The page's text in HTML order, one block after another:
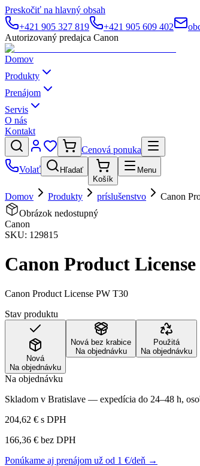
Preskočiť na hlavný obsah
+421 905 327 819
+421 905 609 402
Autorizovaný predajca Canon
Domov
Produkty
Prenájom
Servis
O nás
Kontakt
Cenová ponuka
Volať
Hľadať
Košík
Menu
Domov Produkty príslušenstvo
Canon
Obrázok nedostupný
Canon
SKU: 129815
Canon Product
Canon Product License PW T30
Stav produktu
Nová
Na objednávku
Nová bez krabice
Na objednávku
Použitá
Na objednávku
Na objednávku
Skladom v Bratislave — expedícia do 24–48 h,
204,62 € s DPH
166,36 € bez DPH
Ponúkame aj prenájom už od 1 €/deň →